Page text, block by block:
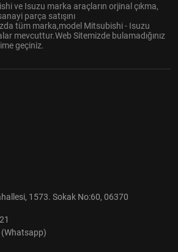
ve Isuzu marka araçların orjinal çıkma,
parça satışını
tüm marka,model Mitsubishi - Isuzu
mevcuttur.Web Sitemizde bulamadığınız
geçiniz.
1573. Sokak No:60, 06370